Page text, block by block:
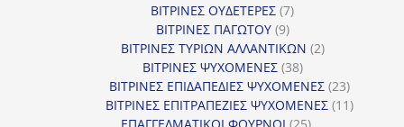
προϊόντα
ΒΙΤΡΙΝΕΣ ΟΥΔΕΤΕΡΕΣ 77
ΒΙΤΡΙΝΕΣ ΠΑΓΩΤΟΥ 99
προϊόντα
ΒΙΤΡΙΝΕΣ ΤΥΡΙΩΝ ΑΛΛΑΝΤΙΚΩΝ 22
ΒΙΤΡΙΝΕΣ ΨΥΧΟΜΕΝΕΣ 3838
προϊόντα
ΒΙΤΡΙΝΕΣ ΕΠΙΔΑΠΕΔΙΕΣ ΨΥΧΟΜΕΝΕΣ 2323
προϊόντα
ΒΙΤΡΙΝΕΣ ΕΠΙΤΡΑΠΕΖΙΕΣ ΨΥΧΟΜΕΝΕΣ 1111
ΕΠΑΓΓΕΛΜΑΤΙΚΟΙ ΦΟΥΡΝΟΙ 2525